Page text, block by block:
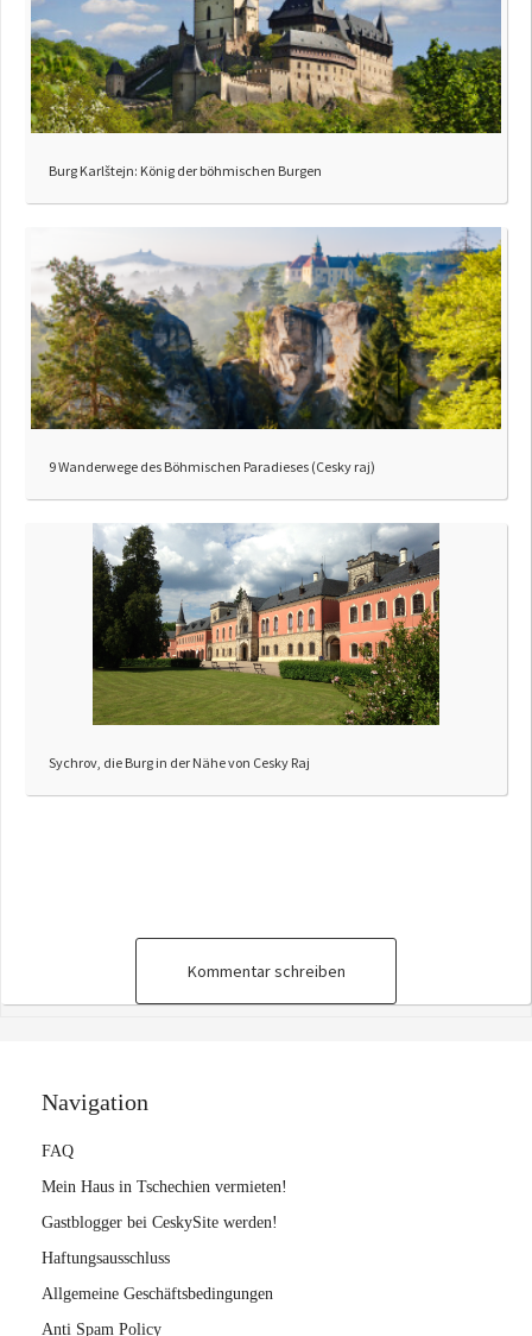
Burg Karlštejn: König der böhmischen Burgen
9 Wanderwege des Böhmischen Paradieses (Cesky raj)
Sychrov, die Burg in der Nähe von Cesky Raj
Kommentar schreiben
Navigation
FAQ
Mein Haus in Tschechien vermieten!
Gastblogger bei CeskySite werden!
Haftungsausschluss
Allgemeine Geschäftsbedingungen
Anti Spam Policy